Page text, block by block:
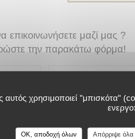
αυτός χρησιμοποιεί "μπισκότα"
OK, αποδοχή όλων Απόρριψε
επικοινωνήσετε μαζί μας ?
την παρακάτω φόρμα!